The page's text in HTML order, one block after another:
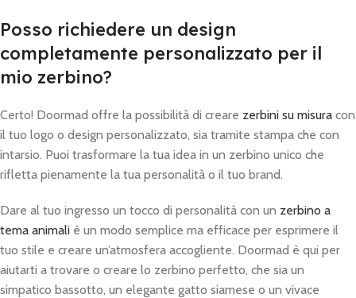
Posso richiedere un design
completamente personalizzato per il
mio zerbino?
Certo! Doormad offre la possibilità di creare zerbini su misura con
il tuo logo o design personalizzato, sia tramite stampa che con
intarsio. Puoi trasformare la tua idea in un zerbino unico che
rifletta pienamente la tua personalità o il tuo brand.
Dare al tuo ingresso un tocco di personalità con un zerbino a
tema animali è un modo semplice ma efficace per esprimere il
tuo stile e creare un’atmosfera accogliente. Doormad è qui per
aiutarti a trovare o creare lo zerbino perfetto, che sia un
simpatico bassotto, un elegante gatto siamese o un vivace